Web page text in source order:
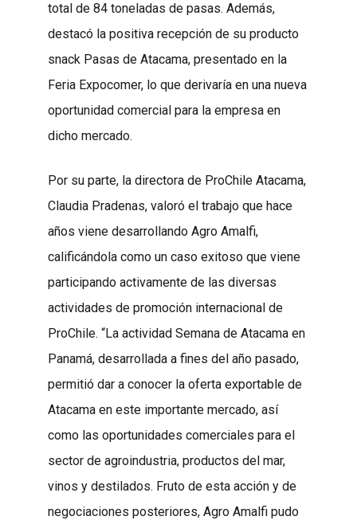
total de 84 toneladas de pasas. Además,
destacó la positiva recepción de su producto
snack Pasas de Atacama, presentado en la
Feria Expocomer, lo que derivaría en una nueva
oportunidad comercial para la empresa en
dicho mercado.
Por su parte, la directora de ProChile Atacama,
Claudia Pradenas, valoró el trabajo que hace
años viene desarrollando Agro Amalfi,
calificándola como un caso exitoso que viene
participando activamente de las diversas
actividades de promoción internacional de
ProChile. “La actividad Semana de Atacama en
Panamá, desarrollada a fines del año pasado,
permitió dar a conocer la oferta exportable de
Atacama en este importante mercado, así
como las oportunidades comerciales para el
sector de agroindustria, productos del mar,
vinos y destilados. Fruto de esta acción y de
negociaciones posteriores, Agro Amalfi pudo